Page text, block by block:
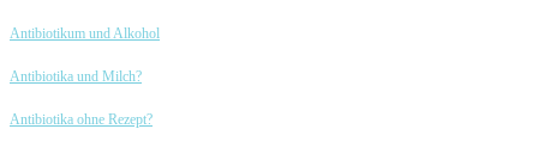
Antibiotikum und Alkohol
Antibiotika und Milch?
Antibiotika ohne Rezept?